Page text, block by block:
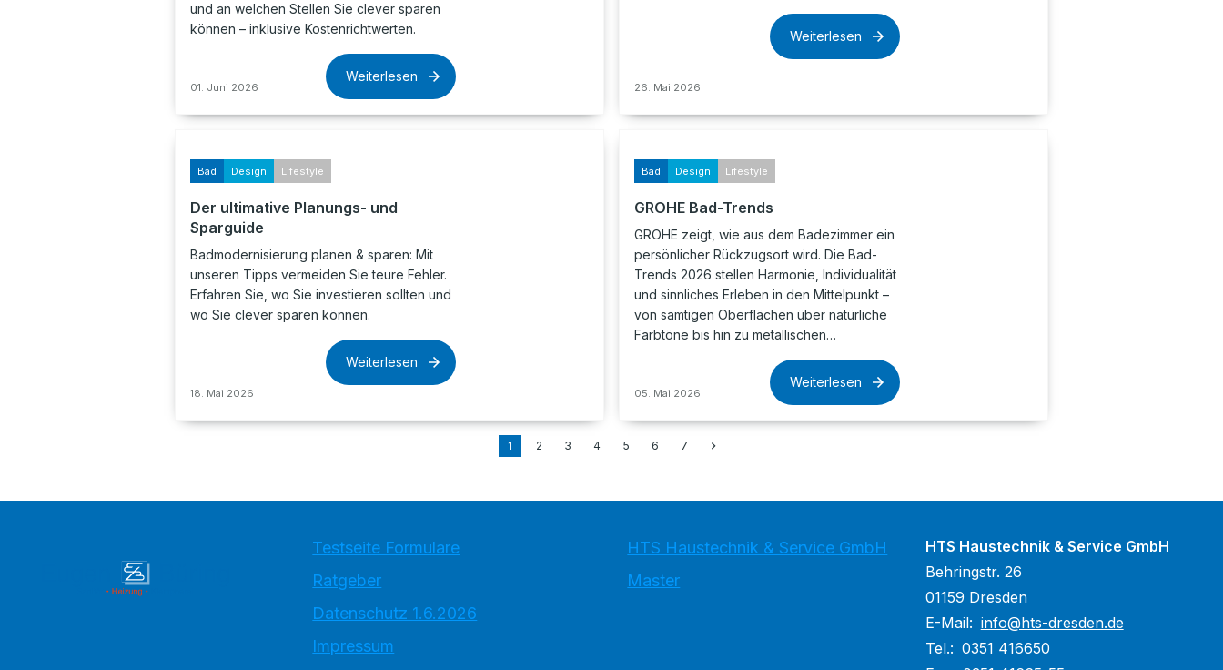
und an welchen Stellen Sie clever sparen
können – inklusive Kostenrichtwerten.
01. Juni 2026
Weiterlesen
26. Mai 2026
Weiterlesen
Bad Design Lifestyle
Der ultimative Planungs- und
Sparguide
Badmodernisierung planen & sparen: Mit
unseren Tipps vermeiden Sie teure Fehler.
Erfahren Sie, wo Sie investieren sollten und
wo Sie clever sparen können.
18. Mai 2026
Weiterlesen
Bad Design Lifestyle
GROHE Bad-Trends
GROHE zeigt, wie aus dem Badezimmer ein
persönlicher Rückzugsort wird. Die Bad-
Trends 2026 stellen Harmonie, Individualität
und sinnliches Erleben in den Mittelpunkt –
von samtigen Oberflächen über natürliche
Farbtöne bis hin zu metallischen…
05. Mai 2026
Weiterlesen
1 2 3 4 5 6 7
Testseite Formulare
Ratgeber
Datenschutz 1.6.2026
Impressum
HTS Haustechnik & Service GmbH
Master
HTS Haustechnik & Service GmbH
Behringstr. 26
01159 Dresden
E-Mail: info@hts-dresden.de
Tel.: 0351 416650